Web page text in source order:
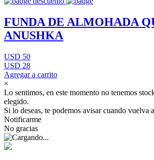
FUNDA DE ALMOHADA
ANUSHKA
USD 50
USD 28
Agregar a carrito
×
Lo sentimos, en este momento no tenemos
elegido.
Si lo deseas, te podemos avisar cuando vuelva
Notificarme
No gracias